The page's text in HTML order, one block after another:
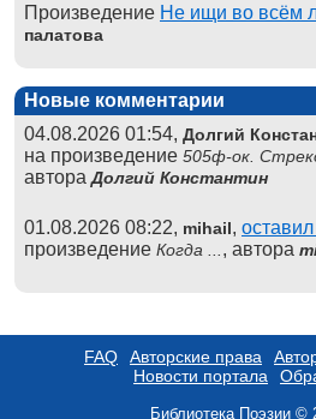
Произведение Не ищи во всём
палатова
Новые комментарии
04.08.2026 01:54, Долгий
на произведение 505ф-ок.
автораДолгий Константин
01.08.2026 08:22, mihail,
произведение Когда ... , автора
FAQ Авторские права
Новости портала
Библиотека Поэзии ©